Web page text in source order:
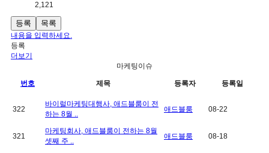
2,121
등록 목록
내용을 입력하세요.
등록
더보기
마케팅이슈
번호 제목 등록자 등록일
322
바이럴마케팅대행사, 애드블룸이 전
하는 8월 ..
애드블룸 08-22
321
마케팅회사, 애드블룸이 전하는 8월
셋째 주 ..
애드블룸 08-18